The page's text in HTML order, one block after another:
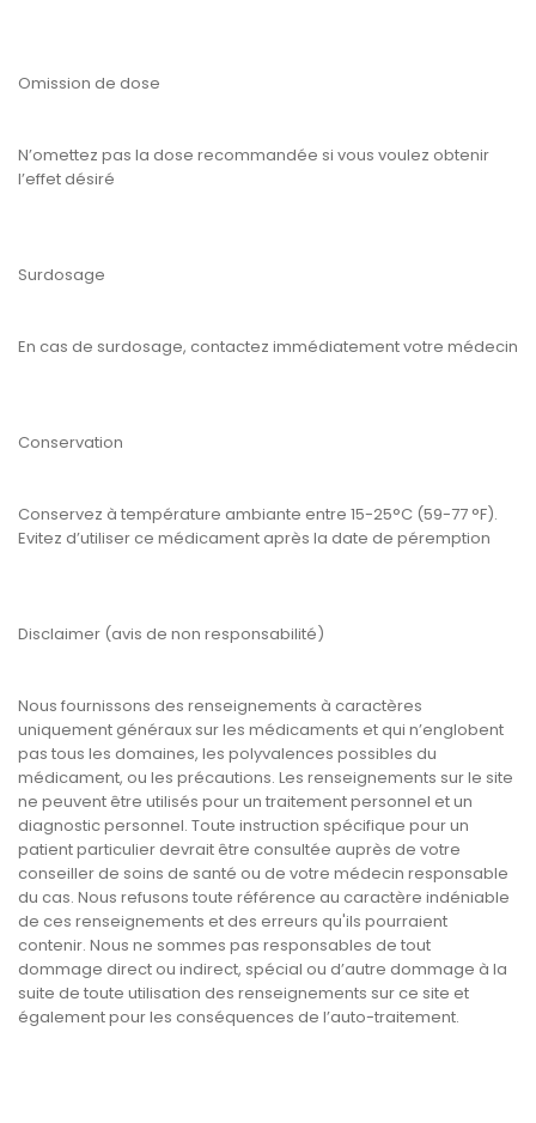
Omission de dose
N’omettez pas la dose recommandée si vous voulez obtenir
l’effet désiré
Surdosage
En cas de surdosage, contactez immédiatement votre médecin
Conservation
Conservez à température ambiante entre 15-25°C (59-77 °F).
Evitez d’utiliser ce médicament après la date de péremption
Disclaimer (avis de non responsabilité)
Nous fournissons des renseignements à caractères
uniquement généraux sur les médicaments et qui n’englobent
pas tous les domaines, les polyvalences possibles du
médicament, ou les précautions. Les renseignements sur le site
ne peuvent être utilisés pour un traitement personnel et un
diagnostic personnel. Toute instruction spécifique pour un
patient particulier devrait être consultée auprès de votre
conseiller de soins de santé ou de votre médecin responsable
du cas. Nous refusons toute référence au caractère indéniable
de ces renseignements et des erreurs qu'ils pourraient
contenir. Nous ne sommes pas responsables de tout
dommage direct ou indirect, spécial ou d’autre dommage à la
suite de toute utilisation des renseignements sur ce site et
également pour les conséquences de l’auto-traitement.